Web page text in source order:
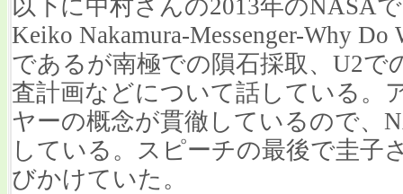
以下に中村さんの2013年のNASA
Keiko Nakamura-Messenger-Why Do
であるが南極での隕石採取、U2で
査計画などについて話している。
ヤーの概念が貫徹しているので、
している。スピーチの最後で圭子
びかけていた。